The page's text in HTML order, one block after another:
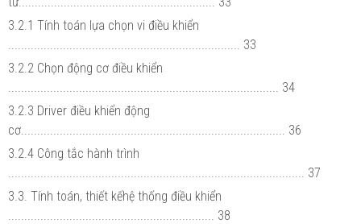
3.2.1 Tính toán lựa chọn vi điều khiển
........................................................................ 33
3.2.2 Chọn động cơ điều khiển
.................................................................................... 34
3.2.3 Driver điều khiển động
cơ.................................................................................. 36
3.2.4 Công tắc hành trình
............................................................................................ 37
3.3. Tính toán, thiết kếhệ thống điều khiển
................................................................ 38